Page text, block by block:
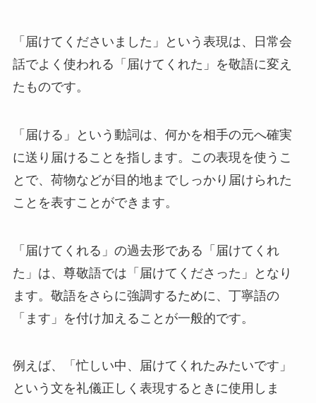
「届けてくださいました」という表現は、日常会
話でよく使われる「届けてくれた」を敬語に変え
たものです。
「届ける」という動詞は、何かを相手の元へ確実
に送り届けることを指します。この表現を使うこ
とで、荷物などが目的地までしっかり届けられた
ことを表すことができます。
「届けてくれる」の過去形である「届けてくれ
た」は、尊敬語では「届けてくださった」となり
ます。敬語をさらに強調するために、丁寧語の
「ます」を付け加えることが一般的です。
例えば、「忙しい中、届けてくれたみたいです」
という文を礼儀正しく表現するときに使用しま